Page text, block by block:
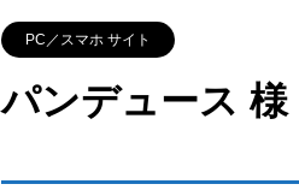
PC／スマホ サイト
パンデュース 様